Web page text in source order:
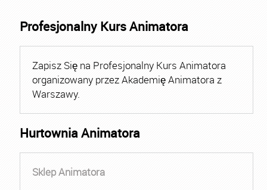
Profesjonalny Kurs Animatora
Zapisz Się na Profesjonalny Kurs Animatora
organizowany przez Akademię Animatora z
Warszawy.
Hurtownia Animatora
Sklep Animatora